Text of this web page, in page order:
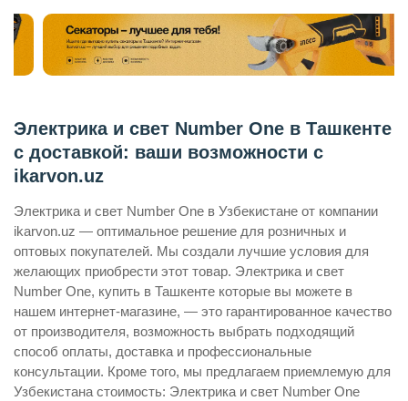
Электрика и свет Number One в Ташкенте
с доставкой: ваши возможности с
ikarvon.uz
Электрика и свет Number One в Узбекистане от компании
ikarvon.uz — оптимальное решение для розничных и
оптовых покупателей. Мы создали лучшие условия для
желающих приобрести этот товар. Электрика и свет
Number One, купить в Ташкенте которые вы можете в
нашем интернет-магазине, — это гарантированное качество
от производителя, возможность выбрать подходящий
способ оплаты, доставка и профессиональные
консультации. Кроме того, мы предлагаем приемлемую для
Узбекистана стоимость: Электрика и свет Number One